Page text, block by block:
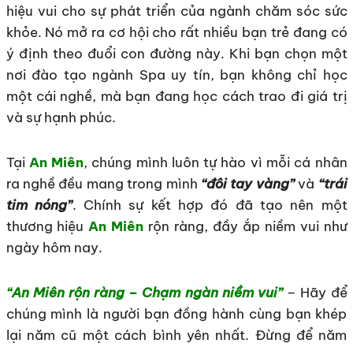
hiệu vui cho sự phát triển của ngành chăm sóc sức
khỏe. Nó mở ra cơ hội cho rất nhiều bạn trẻ đang có
ý định theo đuổi con đường này. Khi bạn chọn một
nơi đào tạo ngành Spa uy tín, bạn không chỉ học
một cái nghề, mà bạn đang học cách trao đi giá trị
và sự hạnh phúc.
Tại An Miên, chúng mình luôn tự hào vì mỗi cá nhân
ra nghề đều mang trong mình “đôi tay vàng” và “trái
tim nóng”. Chính sự kết hợp đó đã tạo nên một
thương hiệuAn Miên rộn ràng, đầy ắp niềm vui như
ngày hôm nay.
“An Miên rộn ràng – Chạm ngàn niềm vui” – Hãy để
chúng mình là người bạn đồng hành cùng bạn khép
lại năm cũ một cách bình yên nhất. Đừng để năm